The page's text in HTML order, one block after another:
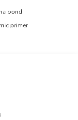
bond
primer